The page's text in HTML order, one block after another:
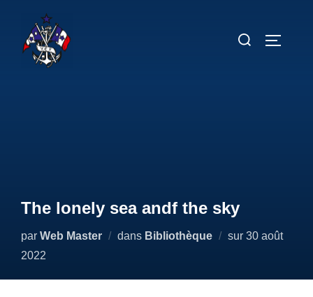
contenu
Rechercher :
The lonely sea andf the sky
par Web Master dans Bibliothèque sur Publié
30 août
2022